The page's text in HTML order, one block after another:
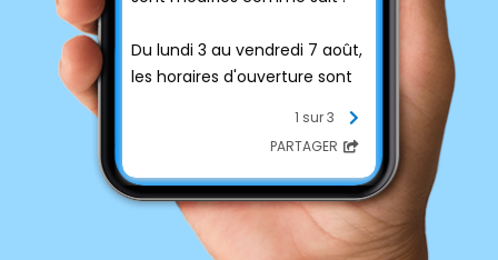
Du lundi 3 au vendredi 7 août,
les horaires d'ouverture sont
- Lundi de 13h30 à 17h00
- Mardi de 8h30 à 12h00
- Jeudi de 13h30 à 17h00
- Vendredi de 13h30 à 17h00
1 sur 3
PARTAGER